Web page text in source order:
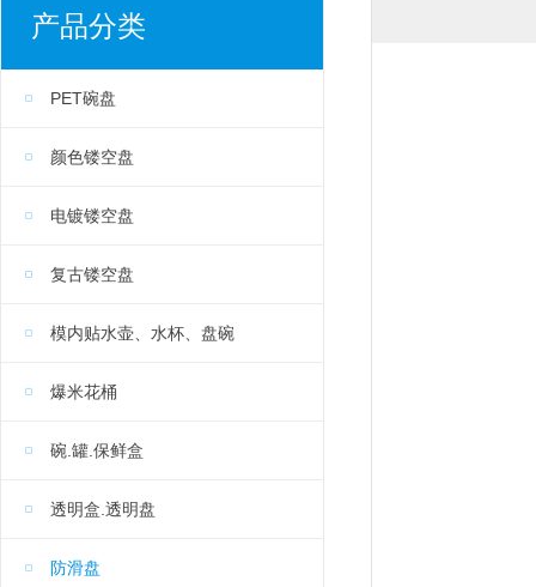
产品分类
PET碗盘
颜色镂空盘
电镀镂空盘
复古镂空盘
模内贴水壶、水杯、盘碗
爆米花桶
碗.罐.保鲜盒
透明盒.透明盘
防滑盘